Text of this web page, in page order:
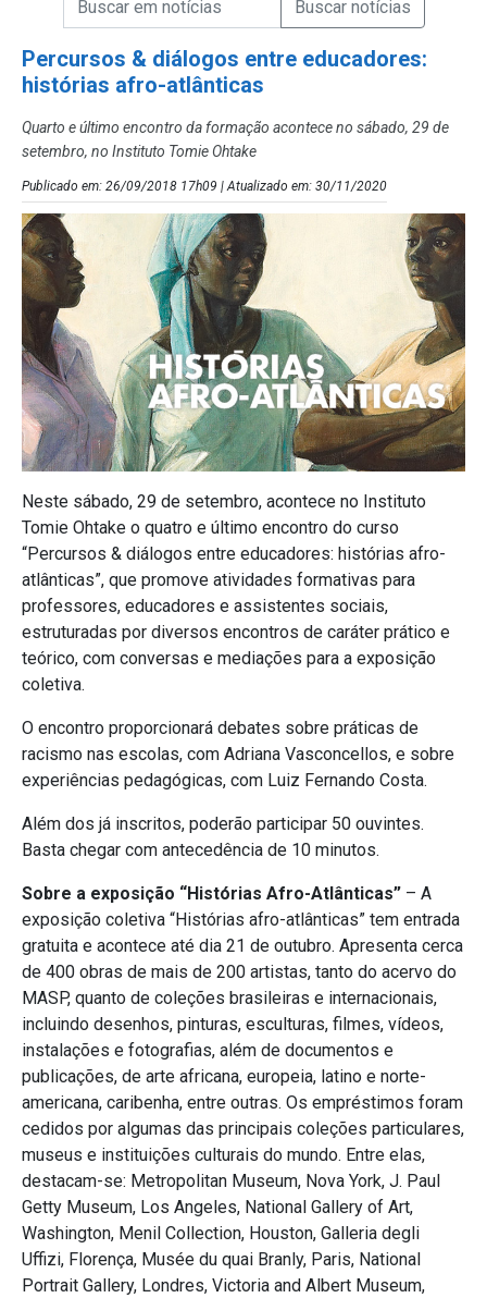
Percursos & diálogos entre educadores:
histórias afro-atlânticas
Quarto e último encontro da formação acontece no sábado, 29 de
setembro, no Instituto Tomie Ohtake
Publicado em: 26/09/2018 17h09 | Atualizado em: 30/11/2020
Neste sábado, 29 de setembro, acontece no Instituto
Tomie Ohtake o quatro e último encontro do curso
“Percursos & diálogos entre educadores: histórias afro-
atlânticas”, que promove atividades formativas para
professores, educadores e assistentes sociais,
estruturadas por diversos encontros de caráter prático e
teórico, com conversas e mediações para a exposição
coletiva.
O encontro proporcionará debates sobre práticas de
racismo nas escolas, com Adriana Vasconcellos, e sobre
experiências pedagógicas, com Luiz Fernando Costa.
Além dos já inscritos, poderão participar 50 ouvintes.
Basta chegar com antecedência de 10 minutos.
Sobre a exposição “Histórias Afro-Atlânticas” – A
exposição coletiva “Histórias afro-atlânticas” tem entrada
gratuita e acontece até dia 21 de outubro. Apresenta cerca
de 400 obras de mais de 200 artistas, tanto do acervo do
MASP, quanto de coleções brasileiras e internacionais,
incluindo desenhos, pinturas, esculturas, filmes, vídeos,
instalações e fotografias, além de documentos e
publicações, de arte africana, europeia, latino e norte-
americana, caribenha, entre outras. Os empréstimos foram
cedidos por algumas das principais coleções particulares,
museus e instituições culturais do mundo. Entre elas,
destacam-se: Metropolitan Museum, Nova York, J. Paul
Getty Museum, Los Angeles, National Gallery of Art,
Washington, Menil Collection, Houston, Galleria degli
Uffizi, Florença, Musée du quai Branly, Paris, National
Portrait Gallery, Londres, Victoria and Albert Museum,